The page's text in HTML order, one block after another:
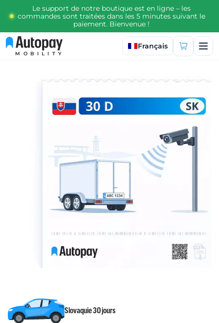
Le support de notre boutique est en ligne – les
commandes sont traitées dans les 5 minutes suivant le
paiement. Bienvenue !
MOBILITY
Sélectionner la langue
Français
Slovaquie 30 jours